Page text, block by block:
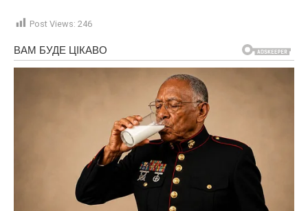
Post Views: 246